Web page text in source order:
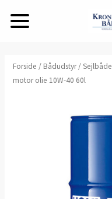
Forside / Bådudstyr/Sejlbåde
motor olie 10W-40 60l